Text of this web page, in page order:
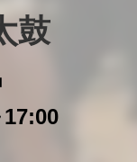
鼓